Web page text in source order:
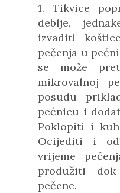
1. Tikvice
deblje,
izvaditi
pečenja u
se može
mikrovalnoj
posudu
pećnicu i
Poklopiti i
Ocijediti i
vrijeme
produžiti
pečene.